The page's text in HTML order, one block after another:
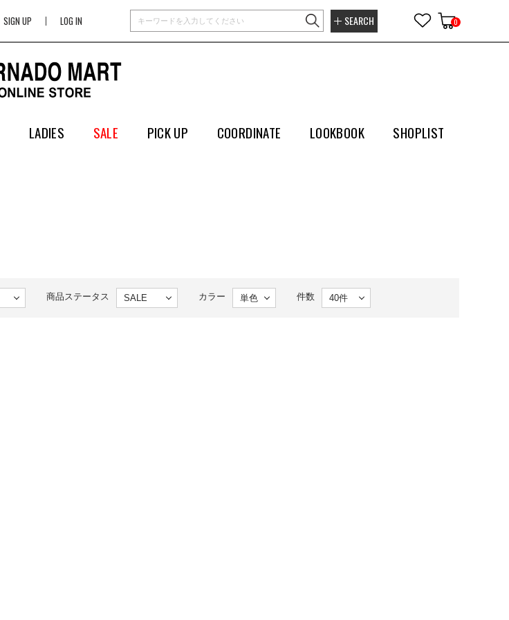
SIGN UP LOG IN SEARCH 0
LADIES SALE PICK UP COORDINATE LOOKBOOK SHOPLIST
商品ステータス カラー 件数